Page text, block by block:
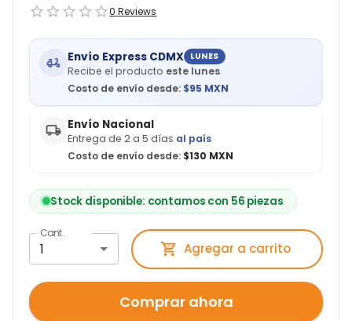
0 Reviews
Envío Express CDMX LUNES
Recibe el producto este lunes.
Costo de envío desde: $95 MXN
Envío Nacional
Entrega de 2 a 5 días al país
Costo de envío desde: $130 MXN
Stock disponible: contamos con 56 piezas
Cant.
1 Agregar a carrito
Comprar ahora